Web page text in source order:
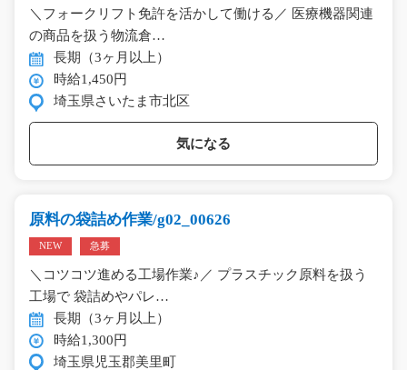
＼フォークリフト免許を活かして働ける／ 医療機器関連
の商品を扱う物流倉…
長期（3ヶ月以上）
時給1,450円
埼玉県さいたま市北区
気になる
原料の袋詰め作業/g02_00626
NEW 急募
＼コツコツ進める工場作業♪／ プラスチック原料を扱う
工場で 袋詰めやパレ…
長期（3ヶ月以上）
時給1,300円
埼玉県児玉郡美里町